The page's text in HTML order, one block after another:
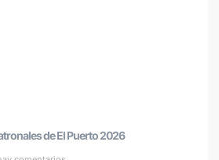
de El Puerto 2026